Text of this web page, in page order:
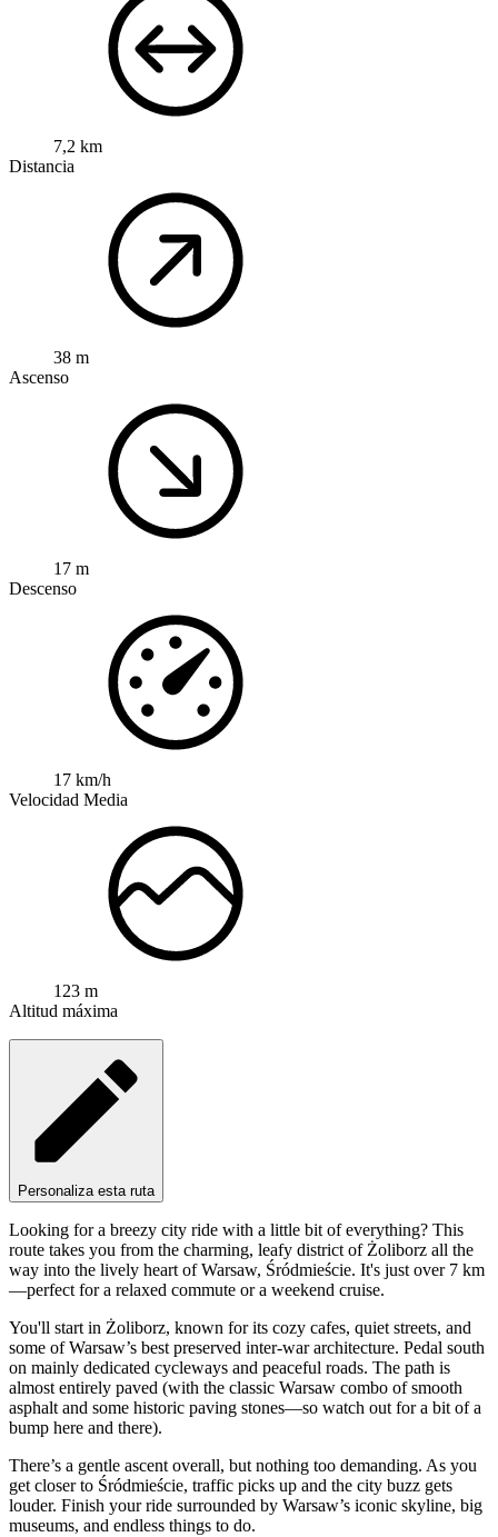
7,2 km
Distancia
38 m
Ascenso
17 m
Descenso
17 km/h
Velocidad Media
123 m
Altitud máxima
Personaliza esta ruta
Looking for a breezy city ride with a little bit of everything? This
route takes you from the charming, leafy district of Żoliborz all the
way into the lively heart of Warsaw, Śródmieście. It's just over 7 km
—perfect for a relaxed commute or a weekend cruise.
You'll start in Żoliborz, known for its cozy cafes, quiet streets, and
some of Warsaw’s best preserved inter-war architecture. Pedal south
on mainly dedicated cycleways and peaceful roads. The path is
almost entirely paved (with the classic Warsaw combo of smooth
asphalt and some historic paving stones—so watch out for a bit of a
bump here and there).
There’s a gentle ascent overall, but nothing too demanding. As you
get closer to Śródmieście, traffic picks up and the city buzz gets
louder. Finish your ride surrounded by Warsaw’s iconic skyline, big
museums, and endless things to do.